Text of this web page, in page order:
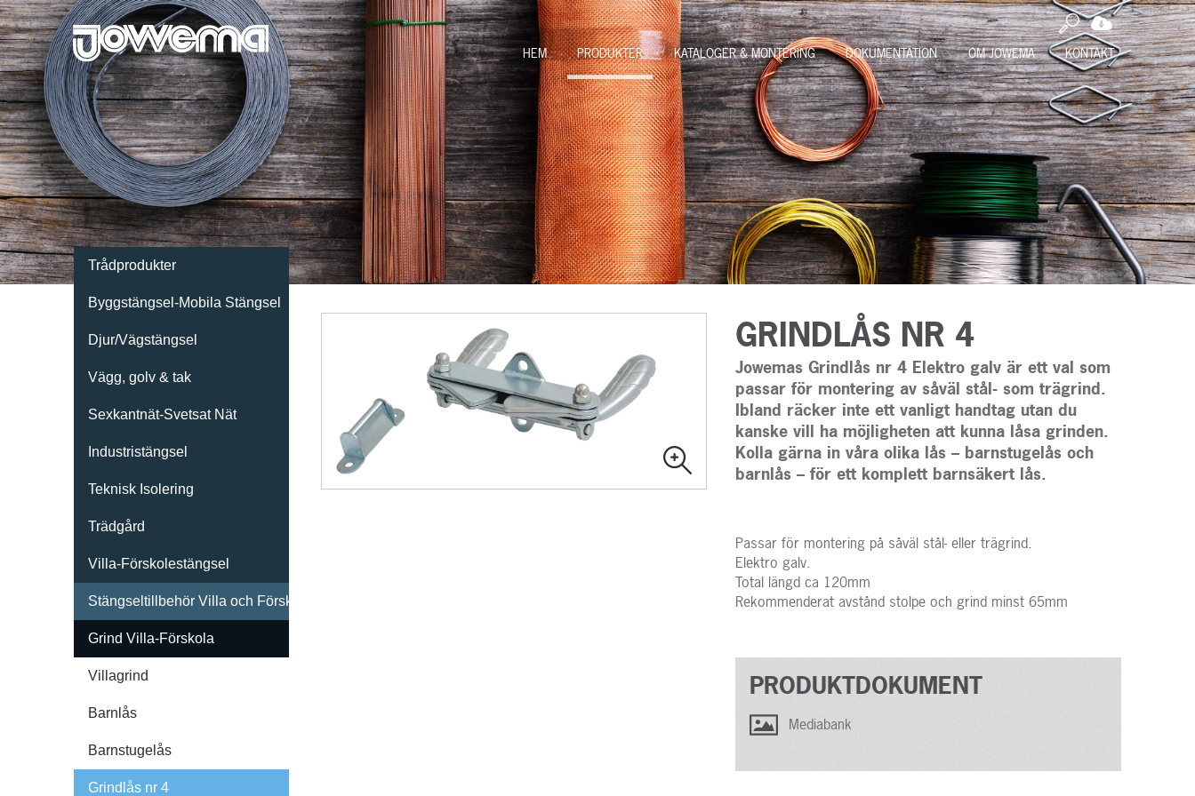
HEM PRODUKTER KATALOGER & MONTERING DOKUMENTATION OM JOWEMA KONTAKT
Trådprodukter
Byggstängsel-Mobila Stängsel
Djur/Vägstängsel
Vägg, golv & tak
Sexkantnät-Svetsat Nät
Industristängsel
Teknisk Isolering
Trädgård
Villa-Förskolestängsel
Stängseltillbehör Villa och Förskola
Grind Villa-Förskola
Villagrind
Barnlås
Barnstugelås
Grindlås nr 4
GRINDLÅS NR 4
Jowemas Grindlås nr 4 Elektro galv är ett val som
passar för montering av såväl stål- som trägrind.
Ibland räcker inte ett vanligt handtag utan du
kanske vill ha möjligheten att kunna låsa grinden.
Kolla gärna in våra olika lås – barnstugelås och
barnlås – för ett komplett barnsäkert lås.
Passar för montering på såväl stål- eller trägrind.
Elektro galv.
Total längd ca 120mm
Rekommenderat avstånd stolpe och grind minst 65mm
PRODUKTDOKUMENT
Mediabank
KONTAKTA OSS
Stansgatan 4
Jowema ingår tillsammans med systerbolagenJoma, Bistål,Runå VerktygochScandic WireiEbim-